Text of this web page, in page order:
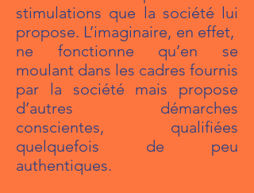
stimulations que la société lui
propose. L’imaginaire, en effet,
ne fonctionne qu’en se
moulant dans les cadres fournis
par la société mais propose
d’autres démarches
conscientes, qualifiées
quelquefois de peu
authentiques.